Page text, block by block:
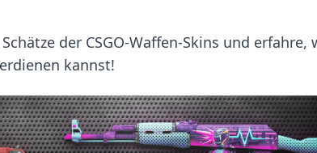
der CSGO-Waffen-Skins und erfahre,
kannst!